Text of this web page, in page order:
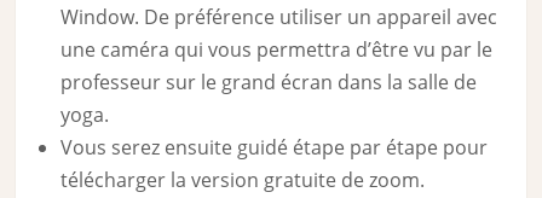
Window. De préférence utiliser un appareil avec
une caméra qui vous permettra d’être vu par le
professeur sur le grand écran dans la salle de
yoga.
Vous serez ensuite guidé étape par étape pour
télécharger la version gratuite de zoom.